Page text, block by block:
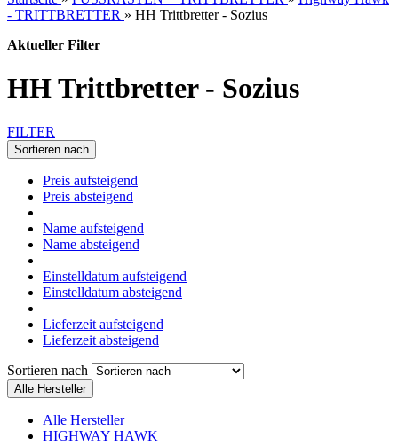
- TRITTBRETTER » HH Trittbretter - Sozius
Aktueller Filter
HH Trittbretter - Sozius
FILTER
Sortieren nach
Preis aufsteigend
Preis absteigend
Name aufsteigend
Name absteigend
Einstelldatum aufsteigend
Einstelldatum absteigend
Lieferzeit aufsteigend
Lieferzeit absteigend
Sortieren nach
Alle Hersteller
Alle Hersteller
HIGHWAY HAWK